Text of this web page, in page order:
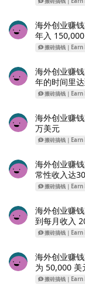
海外创业赚
年入
搬砖搞钱｜
海外创业赚
年的时间里
搬砖搞钱｜
海外创业赚
万美元
搬砖搞钱｜
海外创业赚
常性收入达
搬砖搞钱｜
海外创业赚
到每月收入
搬砖搞钱｜
海外创业赚
为 50,000 美
搬砖搞钱｜